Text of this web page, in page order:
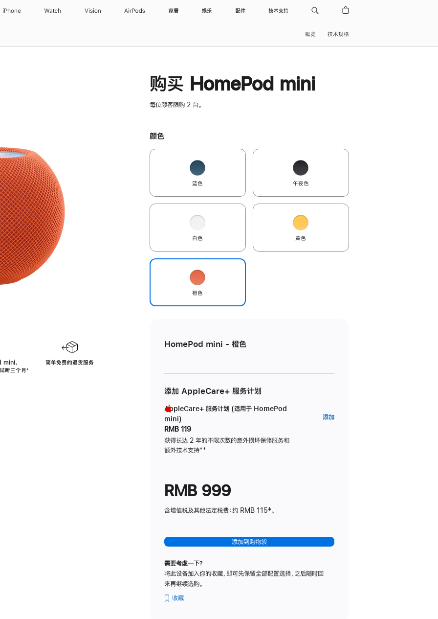
iPhone Watch Vision AirPods 家居 娱乐 配件 技术支持
概览 技术规格
，
听三个月脚
⁺
简单免费的退货服务
购买 HomePod mini
每位顾客限购 2 台。
颜色
蓝色 午夜色
白色 黄色
橙色
HomePod mini - 橙色
添加 AppleCare+ 服务计划
AppleCare+ 服务计划 (适用于 HomePod
mini)
RMB 119
获得长达 2 年的不限次数的意外损坏保修服务和
额外技术支持脚
**
添加AppleCare+
RMB 999
含增值税及其他法定税费：约 RMB 115‡。
添加到购物袋
需要考虑一下？
将此设备加入你的收藏，即可先保留全部配置选择，之后随时回
来再继续选购。
收藏